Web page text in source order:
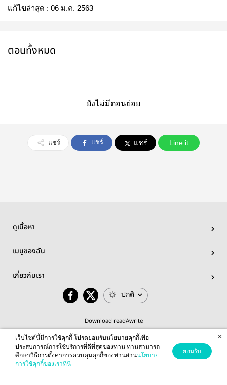
แก้ไขล่าสุด : 06 ม.ค. 2563
ตอนทั้งหมด
ยังไม่มีตอนย่อย
แชร์ แชร์ แชร์ Line it
ดูเนื้อหา
เมนูของฉัน
เกี่ยวกับเรา
ปกติ
Download readAwrite
© 2026 readAwrite.com by MEB Corporation Public Company Limited
This site is protected by reCAPTCHA and the Google
เว็บไซต์นี้มีการใช้คุกกี้ โปรดยอมรับนโยบายคุกกี้เพื่อ
ประสบการณ์การใช้บริการที่ดีที่สุดของท่าน ท่านสามารถ
ศึกษาวิธีการตั้งค่าการควบคุมคุกกี้ของท่านผ่านนโยบาย
การใช้คุกกี้ของเราที่นี่
ยอมรับ
×